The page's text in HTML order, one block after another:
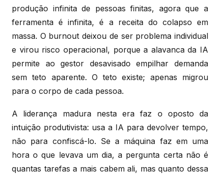
produção infinita de pessoas finitas, agora que a
ferramenta é infinita, é a receita do colapso em
massa. O burnout deixou de ser problema individual
e virou risco operacional, porque a alavanca da IA
permite ao gestor desavisado empilhar demanda
sem teto aparente. O teto existe; apenas migrou
para o corpo de cada pessoa.
A liderança madura nesta era faz o oposto da
intuição produtivista: usa a IA para devolver tempo,
não para confiscá-lo. Se a máquina faz em uma
hora o que levava um dia, a pergunta certa não é
quantas tarefas a mais cabem ali, mas quanto dessa